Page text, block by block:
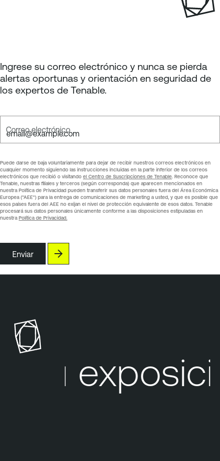
n
Ingrese su correo electrónico y nunca se pierda
alertas oportunas y orientación en seguridad de
los expertos de Tenable.
Correo electrónico
Puede darse de baja voluntariamente para dejar de recibir nuestros correos electrónicos en
cualquier momento siguiendo las instrucciones incluidas en la parte inferior de los correos
electrónicos que recibió o visitando el Centro de Suscripciones de Tenable . Reconoce que
Tenable, nuestras filiales y terceros (según corresponda) que aparecen mencionados en
nuestra Política de Privacidad pueden transferir sus datos personales fuera del Área Económica
Europea ("AEE") para la entrega de comunicaciones de marketing a usted, y que es posible que
esos países fuera del AEE no exijan el nivel de protección equivalente de esos datos. Tenable
procesará sus datos personales únicamente conforme a las disposiciones estipuladas en
nuestra Política de Privacidad.
Enviar
Su